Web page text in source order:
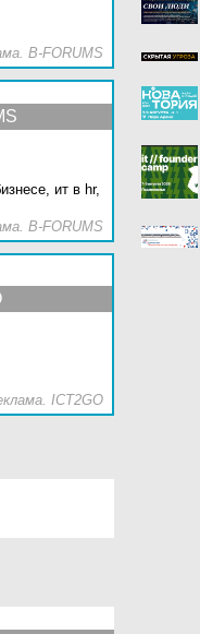
B-FORUMS
ит в hr,
B-FORUMS
ICT2GO